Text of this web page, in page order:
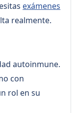
exámenes
realmente.
autoinmune.
con
rol en su